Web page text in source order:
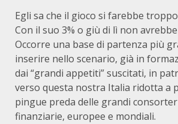
Egli sa che il gioco si farebbe
Con il suo 3% o giù di lì non
Occorre una base di partenza più
inserire nello scenario, già in
dai “grandi appetiti” suscitati, in
verso questa nostra Italia ridotta a
pingue preda delle grandi
finanziarie, europee e mondiali.